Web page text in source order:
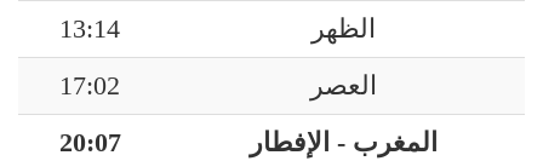
الظهر
13:14
العصر
17:02
المغرب - الإفطار
20:07